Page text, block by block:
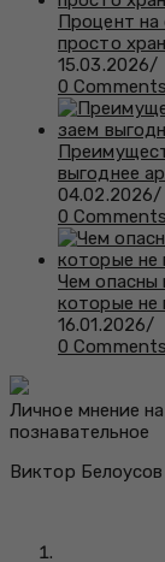
Процент на
просто
15.03.2026/
0 Comments
выгоднее
04.02.2026/
0 Comments
Чем опасны
которые не
16.01.2026/
0 Comments
Личное мнение
познавательное
Виктор Белоусов